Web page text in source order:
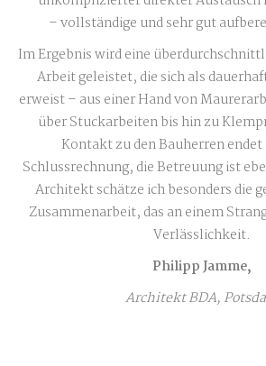
– vollständige und sehr gut
Im Ergebnis wird eine
Arbeit geleistet, die sich als
erweist – aus einer Hand von
über Stuckarbeiten bis hin zu
Kontakt zu den Bauherren
Schlussrechnung, die Betreuung ist
Architekt schätze ich besonders die
Zusammenarbeit, das an einem
Verlässlichkeit.
Philipp Jamme,
Architekt BDA,